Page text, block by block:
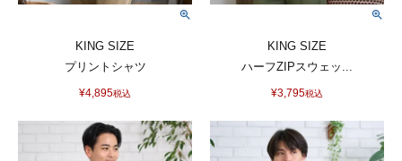
KING SIZE
プリントシャツ
¥4,895税込
KING SIZE
ハーフZIPスウェッ...
¥3,795税込